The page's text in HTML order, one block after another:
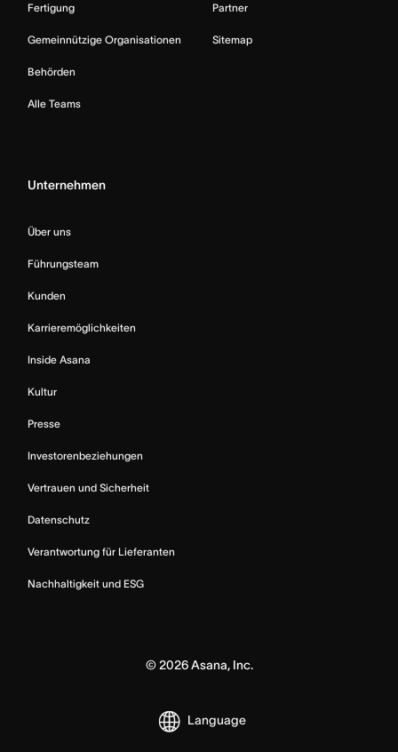
Fertigung
Gemeinnützige Organisationen
Behörden
Alle Teams
Partner
Sitemap
Unternehmen
Über uns
Führungsteam
Kunden
Karrieremöglichkeiten
Inside Asana
Kultur
Presse
Investorenbeziehungen
Vertrauen und Sicherheit
Datenschutz
Verantwortung für Lieferanten
Nachhaltigkeit und ESG
© 2026Asana, Inc.
Language